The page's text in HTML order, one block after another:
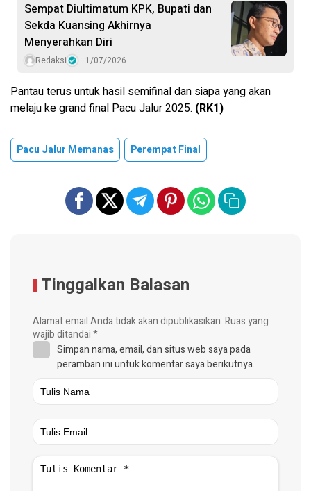
Sempat Diultimatum KPK, Bupati dan
Sekda Kuansing Akhirnya
Menyerahkan Diri
Redaksi 1/07/2026
Pantau terus untuk hasil semifinal dan siapa yang akan
melaju ke grand final Pacu Jalur 2025. (RK1)
Pacu Jalur Memanas Perempat Final
Tinggalkan Balasan
Alamat email Anda tidak akan dipublikasikan.Ruas yang
wajib ditandai*
Simpan nama, email, dan situs web saya pada
peramban ini untuk komentar saya berikutnya.